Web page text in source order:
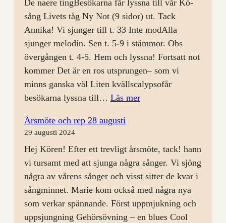
De naere tingBesökarna får lyssna till vår Kö-
sång Livets tåg Ny Not (9 sidor) ut. Tack
Annika! Vi sjunger till t. 33 Inte modAlla
sjunger melodin. Sen t. 5-9 i stämmor. Obs
övergången t. 4-5. Hem och lyssna! Fortsatt not
kommer Det är en ros utsprungen– som vi
minns ganska väl Liten kvällscalypsofår
besökarna lyssna till… Läs mer:
Öppet
Hus
Årsmöte och rep 28 augusti
29 augusti 2024
Hej Kören! Efter ett trevligt årsmöte, tack! hann
vi tursamt med att sjunga några sånger. Vi sjöng
några av vårens sånger och visst sitter de kvar i
sångminnet. Marie kom också med några nya
som verkar spännande. Först uppmjukning och
uppsjungning Gehörsövning – en blues Cool